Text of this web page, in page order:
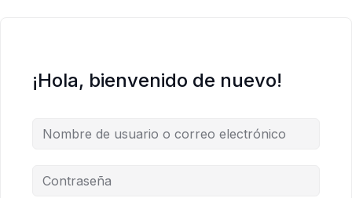
¡Hola, bienvenido de nuevo!